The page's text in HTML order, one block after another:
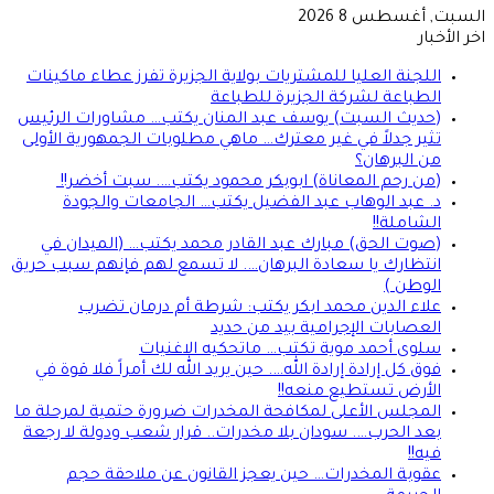
السبت, أغسطس 8 2026
اخر الأخبار
اللجنة العليا للمشتريات بولاية الجزيرة تفرز عطاء ماكينات
الطباعة لشركة الجزيرة للطباعة
(حديث السبت) يوسف عبد المنان يكتب… مشاورات الرئيس
تثير جدلاً في غير معترك… ماهي مطلوبات الجمهورية الأولى
من البرهان؟
(من رحم المعاناة) ابوبكر محمود يكتب…. سبت أخضر!!
د. عبد الوهاب عبد الفضيل يكتب… الجامعات والجودة
الشاملة!!
(صوت الحق) مبارك عبد القادر محمد يكتب… (الميدان في
انتظارك يا سعادة البرهان…. لا تسمع لهم فإنهم سبب حريق
الوطن )
علاء الدين محمد ابكر يكتب: شرطة أم درمان تضرب
العصابات الإجرامية بيد من حديد
سلوى أحمد موية تكتب… ماتحكيه الاغنيات
فوق كل إرادة إرادة الله…. حين يريد الله لك أمراً فلا قوة في
الأرض تستطيع منعه!!
المجلس الأعلى لمكافحة المخدرات ضرورة حتمية لمرحلة ما
بعد الحرب…. سودان بلا مخدرات.. قرار شعب ودولة لا رجعة
فيه!!
عقوبة المخدرات… حين يعجز القانون عن ملاحقة حجم